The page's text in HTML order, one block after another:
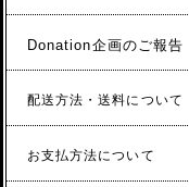
Donation企画のご報告
配送方法・送料について
お支払方法について